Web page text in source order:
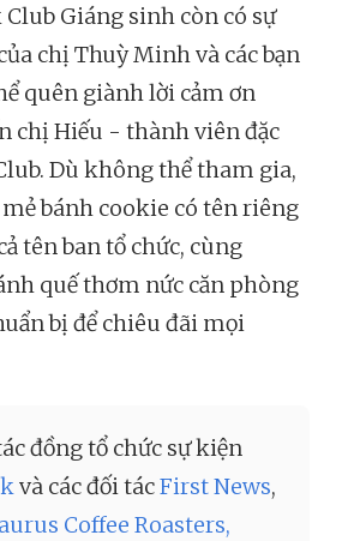
Giáng sinh còn có sự
chị Thuỳ Minh và các bạn
quên giành lời cảm ơn
chị Hiếu - thành viên đặc
Dù không thể tham gia,
bánh cookie có tên riêng
tên ban tổ chức, cùng
quế thơm nức căn phòng
bị để chiêu đãi mọi
đồng tổ chức sự kiện
và các đối tácFirst News,
Coffee Roasters,